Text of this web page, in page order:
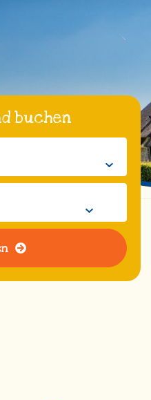
buchen